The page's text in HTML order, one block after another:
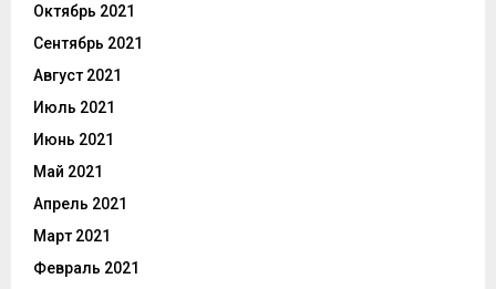
Октябрь 2021
Сентябрь 2021
Август 2021
Июль 2021
Июнь 2021
Май 2021
Апрель 2021
Март 2021
Февраль 2021